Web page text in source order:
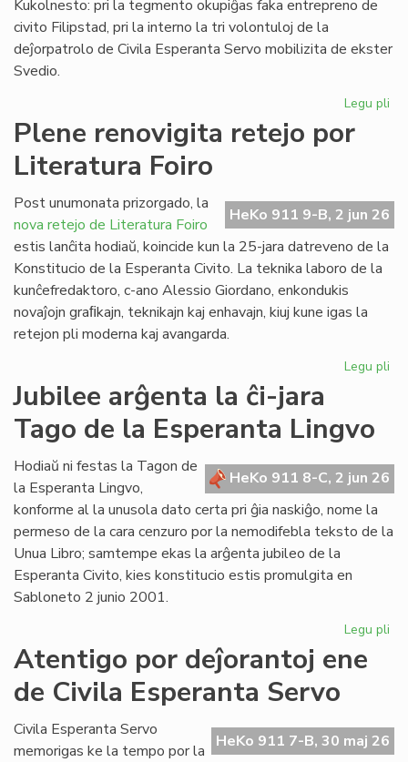
Kukolnesto: pri la tegmento okupiĝas faka entrepreno de
civito Filipstad, pri la interno la tri volontuloj de la
deĵorpatrolo de Civila Esperanta Servo mobilizita de ekster
Svedio.
Legu pli
la
Plene renovigita retejo por
Literatura Foiro
HeKo 911 9-B, 2 jun 26
Post unumonata prizorgado, la
nova retejo de Literatura Foiro
estis lanĉita hodiaŭ, koincide kun la 25-jara datreveno de la
Konstitucio de la Esperanta Civito. La teknika laboro de la
kunĉefredaktoro, c-ano Alessio Giordano, enkondukis
novaĵojn graﬁkajn, teknikajn kaj enhavajn, kiuj kune igas la
retejon pli moderna kaj avangarda.
Legu pli
Jubilee arĝenta la ĉi-jara
Tago de la Esperanta Lingvo
HeKo 911 8-C, 2 jun 26
Hodiaŭ ni festas la Tagon de
la Esperanta Lingvo,
konforme al la unusola dato certa pri ĝia naskiĝo, nome la
permeso de la cara cenzuro por la nemodifebla teksto de la
Unua Libro; samtempe ekas la arĝenta jubileo de la
Esperanta Civito, kies konstitucio estis promulgita en
Sabloneto 2 junio 2001.
Legu pli
Atentigo por deĵorantoj ene
de Civila Esperanta Servo
HeKo 911 7-B, 30 maj 26
Civila Esperanta Servo
memorigas ke la tempo por la